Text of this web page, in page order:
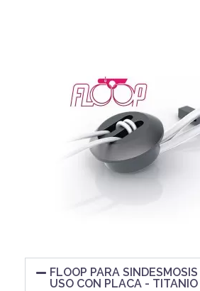
FLOOP PARA
USO CON PLACA - TITANIO